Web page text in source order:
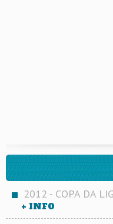
2012 - COPA DA
+ INFO